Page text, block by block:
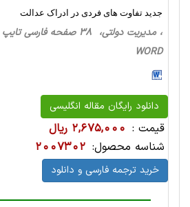
جدید تفاوت های فردی در ادراک عدالت
WORD
دانلود رایگان مقاله انگلیسی
قیمت : 2,675,000 ریال
شناسه محصول: 2007302
خرید ترجمه فارسی و دانلود